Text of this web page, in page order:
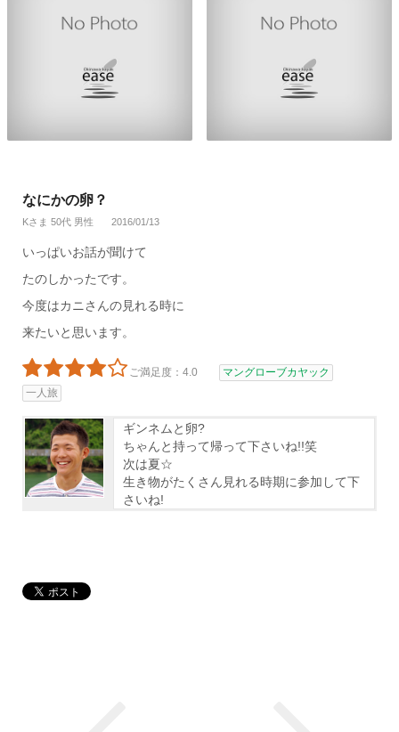
なにかの卵？
Kさま 50代 男性 2016/01/13
いっぱいお話が聞けて
たのしかったです。
今度はカニさんの見れる時に
来たいと思います。
ご満足度：4.0
マングローブカヤック
一人旅
ギンネムと卵?
ちゃんと持って帰って下さいね!!笑
次は夏☆
生き物がたくさん見れる時期に参加して下
さいね!